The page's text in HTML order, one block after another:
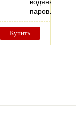
водяных
паров…
Купить